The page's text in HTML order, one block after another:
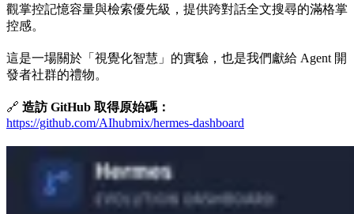
觀掌控記憶容量與檢索優先級，提供跨對話全文搜尋的滿格掌
控感。
這是一場關於「視覺化智慧」的實驗，也是我們獻給 Agent 開
發者社群的禮物。
🔗 造訪 GitHub 取得原始碼：
https://github.com/AIhubmix/hermes-dashboard